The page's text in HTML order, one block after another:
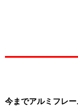
今までアルミフレー